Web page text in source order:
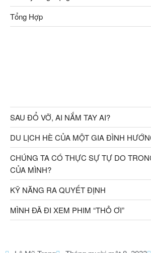
Tổng Hợp
SAU ĐỔ VỠ, AI NẮM TAY AI?
DU LỊCH HÈ CỦA MỘT GIA ĐÌNH
CHÚNG TA CÓ THỰC SỰ TỰ DO
CỦA MÌNH?
KỸ NĂNG RA QUYẾT ĐỊNH
MÌNH ĐÃ ĐI XEM PHIM “THỎ ƠI”